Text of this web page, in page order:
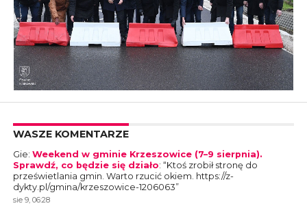
WASZE KOMENTARZE
Gie: Weekend w gminie Krzeszowice (7–9 sierpnia).
Sprawdź, co będzie się działo: “Ktoś zrobił stronę do
prześwietlania gmin. Warto rzucić okiem. https://z-
dykty.pl/gmina/krzeszowice-1206063”
sie 9, 06:28